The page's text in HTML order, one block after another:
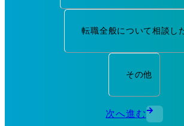
転職全般について相談し
その他
次へ進む